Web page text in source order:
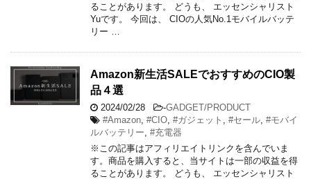
ることがあります。 どうも、 エッセンシャリスト
Yuです。 今回は、 CIOの人気No.1モバイルバッテ
リー …
Amazon新生活SALEでおすすめのCIO製
品４選
2024/02/28 -GADGET/PRODUCT
#Amazon #CIO #ガジェット #セール #モバイ
ルバッテリー #充電器
※この記事はアフィリエイトリンクを含んでいま
す。商品を購入すると、当サイトは一部の収益を得
ることがあります。 どうも、 エッセンシャリスト